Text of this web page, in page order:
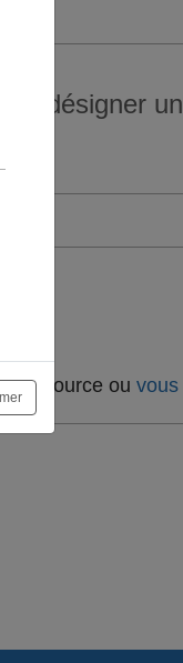
désigner
source ou vous